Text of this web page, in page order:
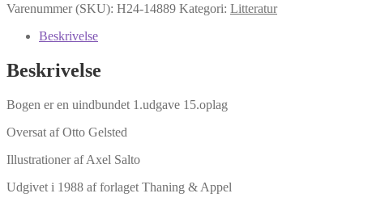
Varenummer (SKU): H24-14889 Kategori: Litteratur
Beskrivelse
Beskrivelse
Bogen er en uindbundet 1.udgave 15.oplag
Oversat af Otto Gelsted
Illustrationer af Axel Salto
Udgivet i 1988 af forlaget Thaning & Appel